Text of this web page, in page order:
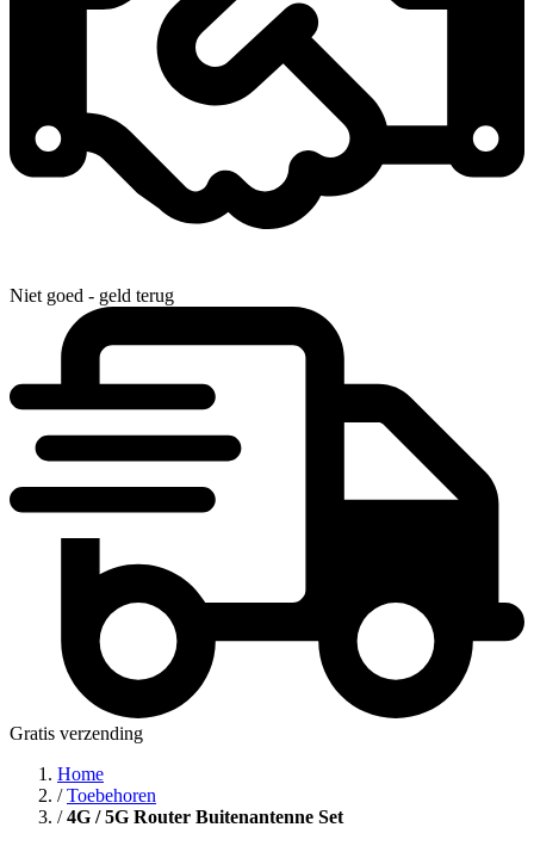
Niet goed - geld terug
Gratis verzending
Home
/Toebehoren
/4G / 5G Router Buitenantenne Set